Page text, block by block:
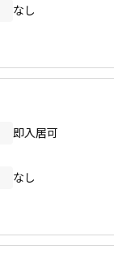
なし
即入居可
なし